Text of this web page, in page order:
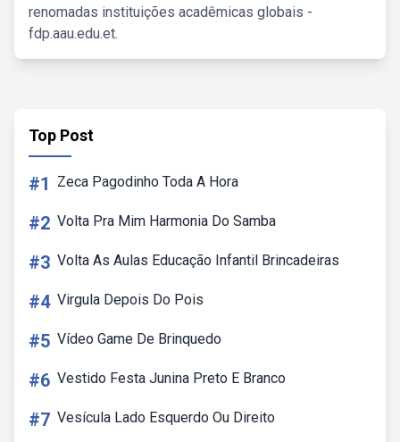
renomadas instituições acadêmicas globais -
fdp.aau.edu.et.
Top Post
#1 Zeca Pagodinho Toda A Hora
#2 Volta Pra Mim Harmonia Do Samba
#3 Volta As Aulas Educação Infantil Brincadeiras
#4 Virgula Depois Do Pois
#5 Vídeo Game De Brinquedo
#6 Vestido Festa Junina Preto E Branco
#7 Vesícula Lado Esquerdo Ou Direito